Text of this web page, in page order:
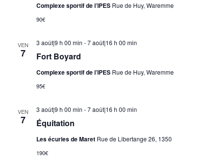
Complexe sportif de l’IPES Rue de Huy, Waremme
90€
VEN
7 Fort Boyard
3 août|9 h 00 min -7 août|16 h 00 min
Complexe sportif de l’IPES Rue de Huy, Waremme
95€
VEN
7 Équitation
3 août|9 h 00 min -7 août|16 h 00 min
Les écuries de Maret Rue de Libertange 26, 1350
190€